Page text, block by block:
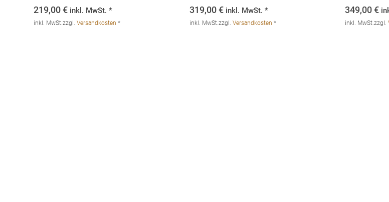
219,00€ inkl. MwSt. *
inkl. MwSt.zzgl.Versandkosten *
319,00€ inkl. MwSt. *
inkl. MwSt.zzgl. Versandkosten *
349,00€
inkl. MwSt.zzgl.